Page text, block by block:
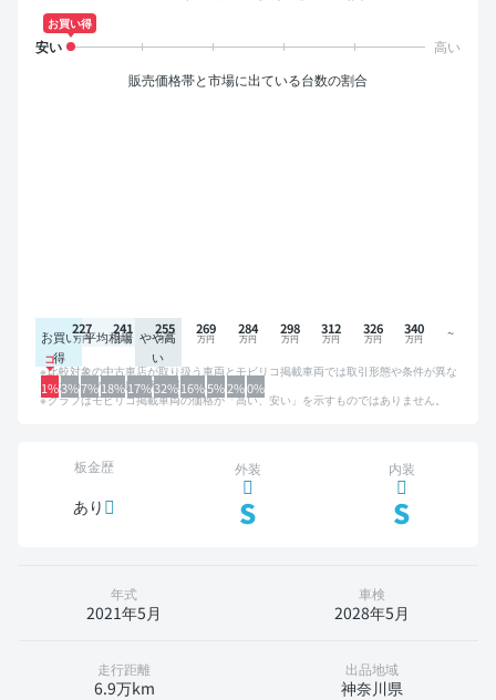
お買い得
販売価格帯と市場に出ている台数の割合
お買い
得
平均相場 やや高
い
1%3%7%18%17%32%16%5%2%0%
227 241 255 269 284 298 312 326 340
比較対象の中古車店が取り扱う車両とモビリコ掲載車両では取引形態や条件が異な
るため、グラフは参考情報です。
グラフはモビリコ掲載車両の価格が「高い、安い」を示すものではありません。
板金歴
あり
外装
S
内装
S
年式
2021年5月
車検
2028年5月
走行距離
6.9万km
出品地域
神奈川県